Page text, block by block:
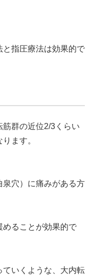
指圧療法は効果的で
群の近位2/3くらい
ます。
穴）に痛みがある方
めることが効果的で
ていくような、大内転